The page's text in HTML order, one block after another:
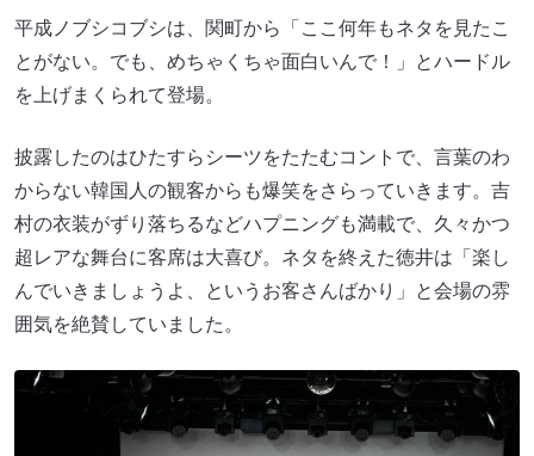
平成ノブシコブシは、関町から「ここ何年もネタを見たこ
とがない。でも、めちゃくちゃ面白いんで！」とハードル
を上げまくられて登場。
披露したのはひたすらシーツをたたむコントで、言葉のわ
からない韓国人の観客からも爆笑をさらっていきます。吉
村の衣装がずり落ちるなどハプニングも満載で、久々かつ
超レアな舞台に客席は大喜び。ネタを終えた徳井は「楽し
んでいきましょうよ、というお客さんばかり」と会場の雰
囲気を絶賛していました。